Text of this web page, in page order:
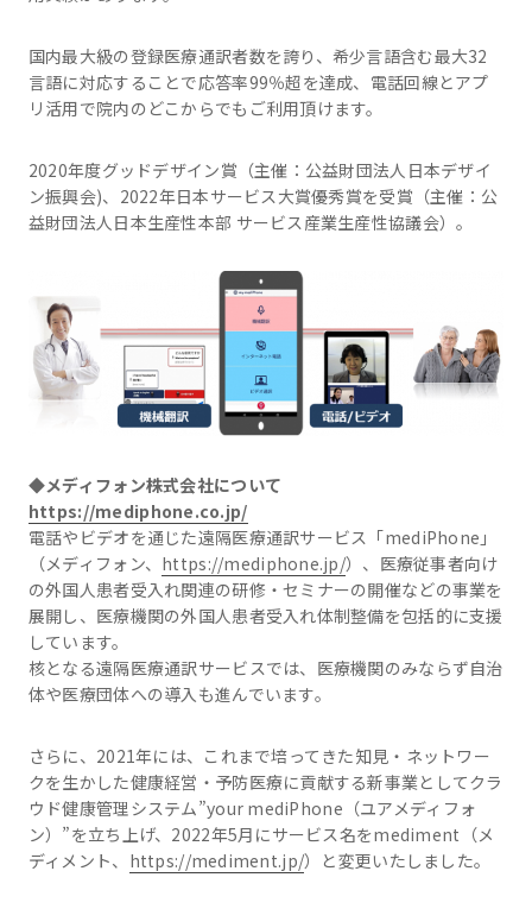
国内最大級の登録医療通訳者数を誇り、希少言語含む最大32
言語に対応することで応答率99％超を達成、電話回線とアプ
リ活用で院内のどこからでもご利用頂けます。
2020年度グッドデザイン賞（主催：公益財団法人日本デザイ
ン振興会)、2022年日本サービス大賞優秀賞を受賞（主催：公
益財団法人日本生産性本部 サービス産業生産性協議会）。
◆メディフォン株式会社について
https://mediphone.co.jp/
電話やビデオを通じた遠隔医療通訳サービス「mediPhone」
（メディフォン、 https://mediphone.jp/）、医療従事者向け
の外国人患者受入れ関連の研修・セミナーの開催などの事業を
展開し、医療機関の外国人患者受入れ体制整備を包括的に支援
しています。
核となる遠隔医療通訳サービスでは、医療機関のみならず自治
体や医療団体への導入も進んでいます。
さらに、2021年には、これまで培ってきた知見・ネットワー
クを生かした健康経営・予防医療に貢献する新事業としてクラ
ウド健康管理システム”your mediPhone（ユアメディフォ
ン）”を立ち上げ、2022年5月にサービス名をmediment（メ
ディメント、 https://mediment.jp/）と変更いたしました。